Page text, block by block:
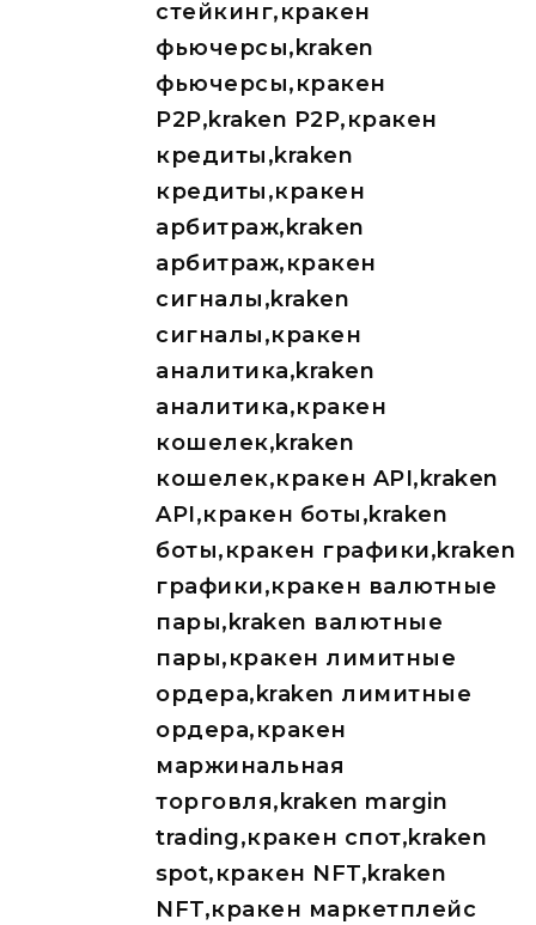
стейкинг,кракен
фьючерсы,kraken
фьючерсы,кракен
P2P,kraken P2P,кракен
кредиты,kraken
кредиты,кракен
арбитраж,kraken
арбитраж,кракен
сигналы,kraken
сигналы,кракен
аналитика,kraken
аналитика,кракен
кошелек,kraken
кошелек,кракен API,kraken
API,кракен боты,kraken
боты,кракен графики,kraken
графики,кракен валютные
пары,kraken валютные
пары,кракен лимитные
ордера,kraken лимитные
ордера,кракен
маржинальная
торговля,kraken margin
trading,кракен спот,kraken
spot,кракен NFT,kraken
NFT,кракен маркетплейс